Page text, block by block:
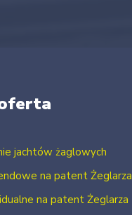
jachtów żaglowych
na patent Żeglarza
na patent Żeglarza